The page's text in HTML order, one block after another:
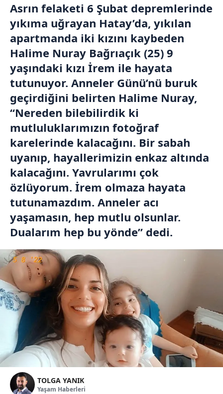
Asrın felaketi 6 Şubat depremlerinde
yıkıma uğrayan Hatay’da, yıkılan
apartmanda iki kızını kaybeden
Halime Nuray Bağrıaçık (25) 9
yaşındaki kızı İrem ile hayata
tutunuyor. Anneler Günü’nü buruk
geçirdiğini belirten Halime Nuray,
“Nereden bilebilirdik ki
mutluluklarımızın fotoğraf
karelerinde kalacağını. Bir sabah
uyanıp, hayallerimizin enkaz altında
kalacağını. Yavrularımı çok
özlüyorum. İrem olmaza hayata
tutunamazdım. Anneler acı
yaşamasın, hep mutlu olsunlar.
Dualarım hep bu yönde” dedi.
TOLGA YANIK
Yaşam Haberleri